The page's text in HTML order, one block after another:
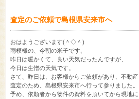
査定のご依頼で島根県安来市へ
おはようございます(＾◇＾)
雨模様の、今朝の米子です。
昨日は暖かくて、良い天気だったんですが、
今日は生憎の天気です。
さて、昨日は、お客様からご依頼があり、不動産
査定のため、島根県安来市へ行って参りました。
予め、依頼者から物件の資料を頂いてから現地に